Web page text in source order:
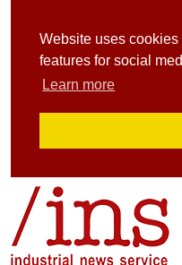
Website uses
features for social
Learn more